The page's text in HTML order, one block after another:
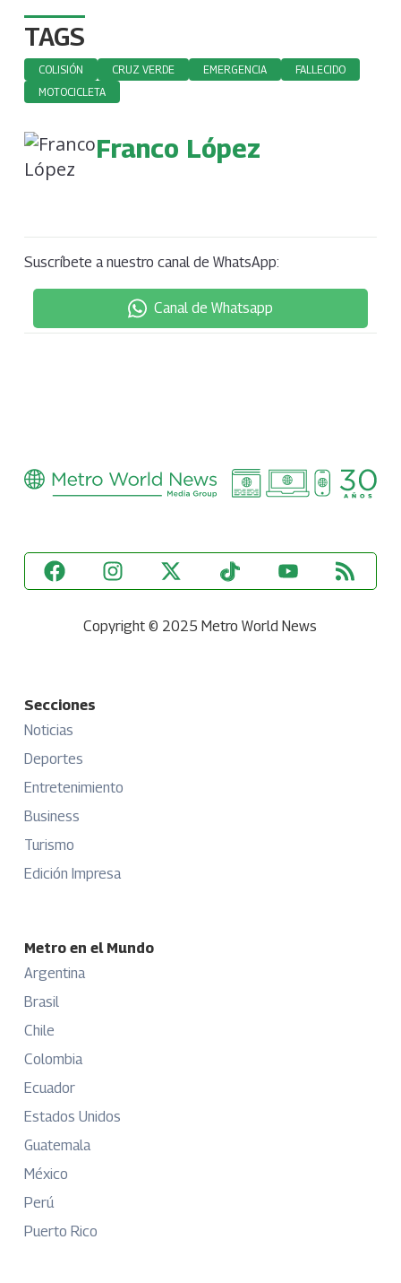
TAGS
COLISIÓN CRUZ VERDE EMERGENCIA
FALLECIDO
MOTOCICLETA
Franco López
Suscríbete a nuestro canal de WhatsApp:
Canal de Whatsapp
Copyright © 2025 Metro World News
Secciones
Noticias
Deportes
Entretenimiento
Business
Turismo
Edición Impresa
Metro en el Mundo
Argentina
Brasil
Chile
Colombia
Ecuador
Estados Unidos
Guatemala
México
Perú
Puerto Rico